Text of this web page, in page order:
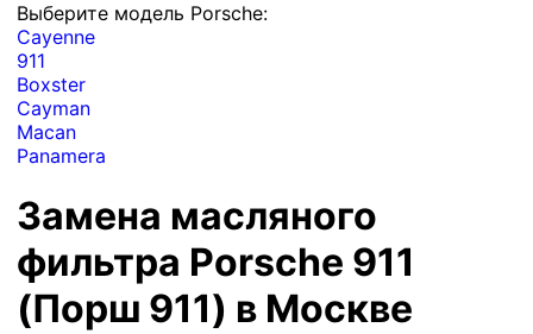
Выберите модель Porsche:
Cayenne
911
Boxster
Cayman
Macan
Panamera
Замена масляного
фильтра Porsche 911
(Порш 911) в Москве